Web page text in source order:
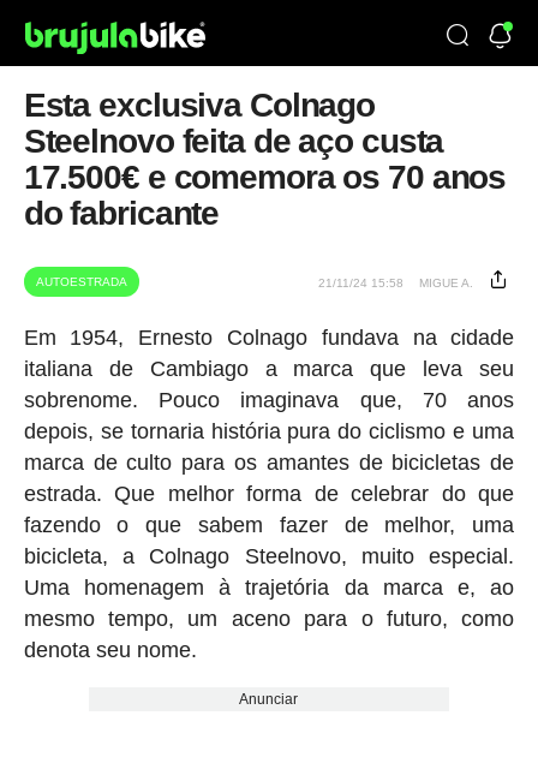
Esta exclusiva Colnago
Steelnovo feita de aço custa
17.500€ e comemora os 70 anos
do fabricante
AUTOESTRADA 21/11/24 15:58 MIGUE A.
Em 1954, Ernesto Colnago fundava na cidade
italiana de Cambiago a marca que leva seu
sobrenome. Pouco imaginava que, 70 anos
depois, se tornaria história pura do ciclismo e uma
marca de culto para os amantes de bicicletas de
estrada. Que melhor forma de celebrar do que
fazendo o que sabem fazer de melhor, uma
bicicleta, a Colnago Steelnovo, muito especial.
Uma homenagem à trajetória da marca e, ao
mesmo tempo, um aceno para o futuro, como
denota seu nome.
Anunciar